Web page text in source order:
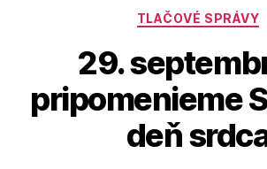
Kategórie
TLAČOVÉ SPRÁVY
29.
pripomenieme
deň